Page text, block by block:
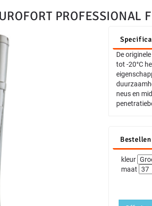
PROFESSIONAL
De
tot -20°C
neus en
Bestellen
kleur
maat